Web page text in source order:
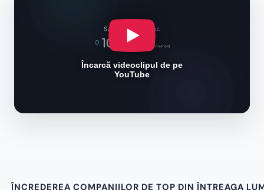
Încarcă videoclipul de pe
YouTube
ÎNCREDEREA COMPANIILOR DE TOP DIN ÎNTREAGA